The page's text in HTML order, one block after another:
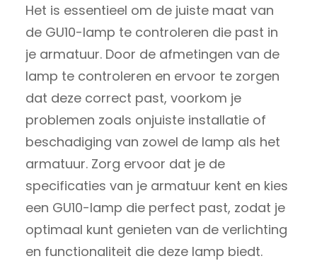
Het is essentieel om de juiste maat van
de GU10-lamp te controleren die past in
je armatuur. Door de afmetingen van de
lamp te controleren en ervoor te zorgen
dat deze correct past, voorkom je
problemen zoals onjuiste installatie of
beschadiging van zowel de lamp als het
armatuur. Zorg ervoor dat je de
specificaties van je armatuur kent en kies
een GU10-lamp die perfect past, zodat je
optimaal kunt genieten van de verlichting
en functionaliteit die deze lamp biedt.